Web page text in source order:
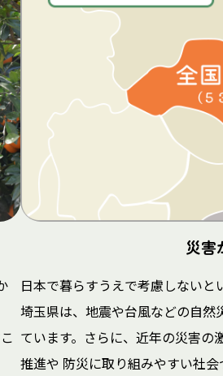
災害
日本で暮らすうえで考慮しないと
埼玉県は、地震や台風などの自
ています。さらに、近年の災害の
推進や 防災に取り組みやすい社会